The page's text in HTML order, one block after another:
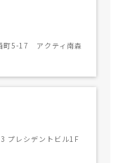
町5-17 アクティ南森
プレシデントビル1F